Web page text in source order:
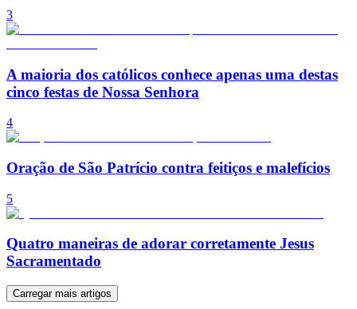
3
A maioria dos católicos conhece apenas uma destas
cinco festas de Nossa Senhora
4
Oração de São Patrício contra feitiços e malefícios
5
Quatro maneiras de adorar corretamente Jesus
Sacramentado
Carregar mais artigos